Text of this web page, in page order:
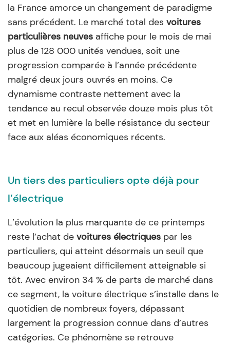
la France amorce un changement de paradigme
sans précédent. Le marché total des voitures
particulières neuves affiche pour le mois de mai
plus de 128 000 unités vendues, soit une
progression comparée à l’année précédente
malgré deux jours ouvrés en moins. Ce
dynamisme contraste nettement avec la
tendance au recul observée douze mois plus tôt
et met en lumière la belle résistance du secteur
face aux aléas économiques récents.
Un tiers des particuliers opte déjà pour
l’électrique
L’évolution la plus marquante de ce printemps
reste l’achat de voitures électriques par les
particuliers, qui atteint désormais un seuil que
beaucoup jugeaient difficilement atteignable si
tôt. Avec environ 34 % de parts de marché dans
ce segment, la voiture électrique s’installe dans le
quotidien de nombreux foyers, dépassant
largement la progression connue dans d’autres
catégories. Ce phénomène se retrouve